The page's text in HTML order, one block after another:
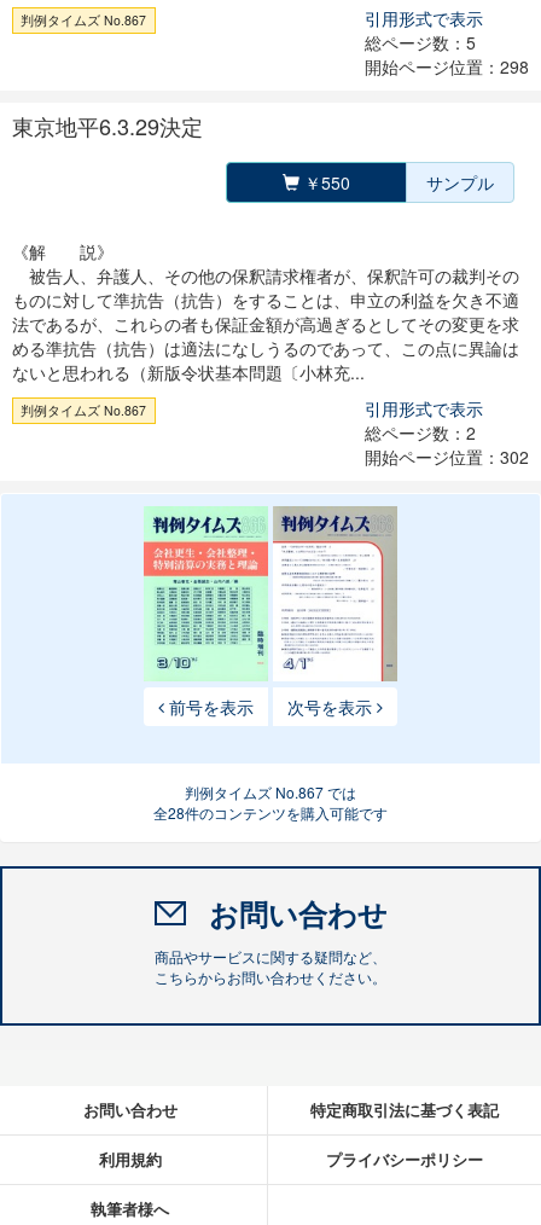
判例タイムズ No.867
引用形式で表示
総ページ数：5
開始ページ位置：298
東京地平6.3.29決定
￥550 サンプル
《解 説》
被告人、弁護人、その他の保釈請求権者が、保釈許可の裁判その
ものに対して準抗告（抗告）をすることは、申立の利益を欠き不適
法であるが、これらの者も保証金額が高過ぎるとしてその変更を求
める準抗告（抗告）は適法になしうるのであって、この点に異論は
ないと思われる（新版令状基本問題〔小林充...
判例タイムズ No.867
引用形式で表示
総ページ数：2
開始ページ位置：302
前号を表示 次号を表示
判例タイムズ No.867 では
全28件のコンテンツを購入可能です
お問い合わせ
商品やサービスに関する疑問など、
こちらからお問い合わせください。
お問い合わせ 特定商取引法に基づく表記
利用規約 プライバシーポリシー
執筆者様へ